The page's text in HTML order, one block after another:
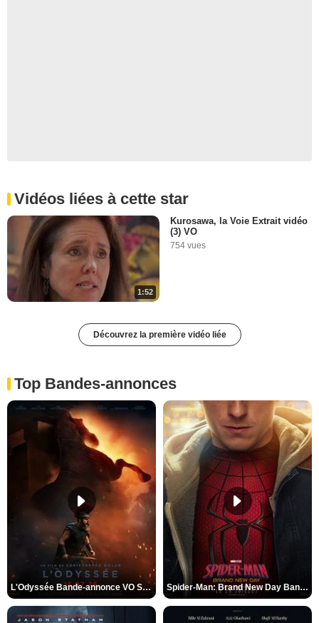
Vidéos liées à cette star
1:52
Kurosawa, la Voie Extrait vidéo
(3) VO
754 vues
Découvrez la première vidéo liée
Top Bandes-annonces
L'Odyssée Bande-annonce VO STFR Spider-Man: Brand New Day Bande-annonce VO STFR